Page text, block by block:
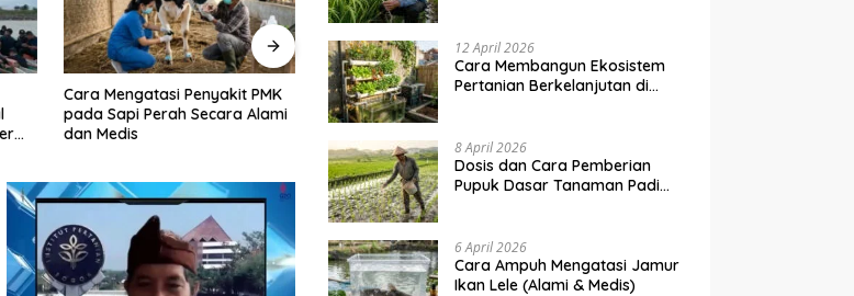
Dosis dan Cara Pemupukan
Tanaman Padi pada Fase
Vegetatif Aktif yang Tepat
Penerapan IoT dalam
Pertanian Modern di Indonesia
Ekonomi Sumber Daya Lahan:
12 April 2026
Cara Membangun Ekosistem
Pertanian Berkelanjutan di
8 April 2026
Dosis dan Cara Pemberian
Pupuk Dasar Tanaman Padi
6 April 2026
Cara Ampuh Mengatasi Jamur
Ikan Lele (Alami & Medis)